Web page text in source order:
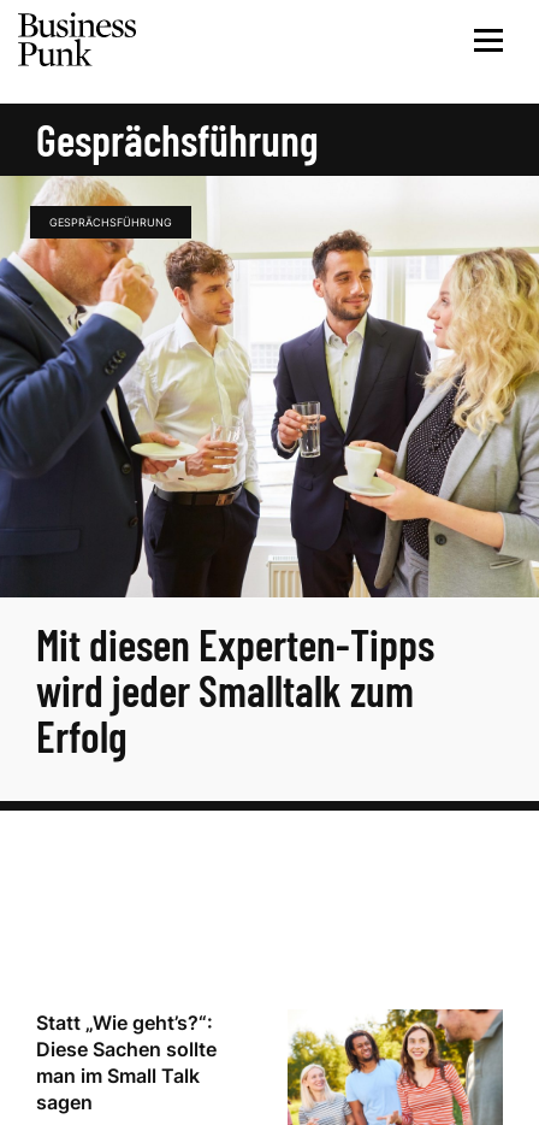
Gesprächsführung
GESPRÄCHSFÜHRUNG
Mit diesen Experten-Tipps
wird jeder Smalltalk zum
Erfolg
Statt „Wie geht’s?“:
Diese Sachen sollte
man im Small Talk
sagen